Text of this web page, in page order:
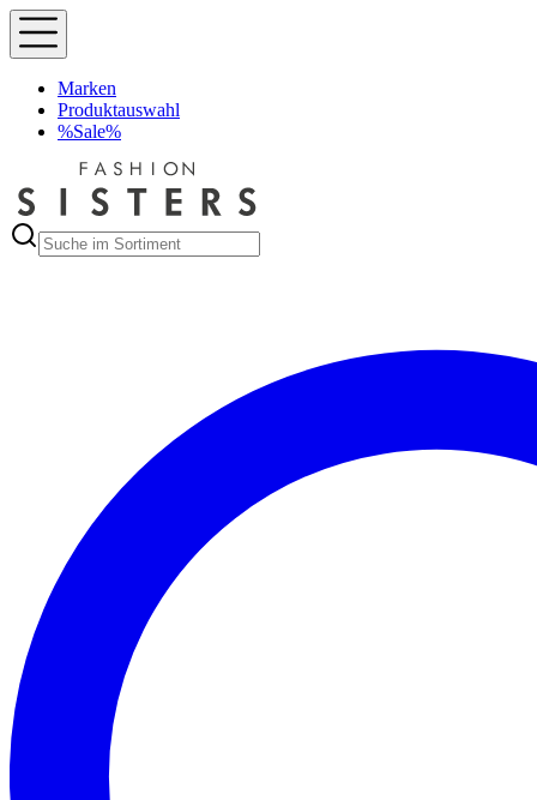
Marken
Produktauswahl
%Sale%